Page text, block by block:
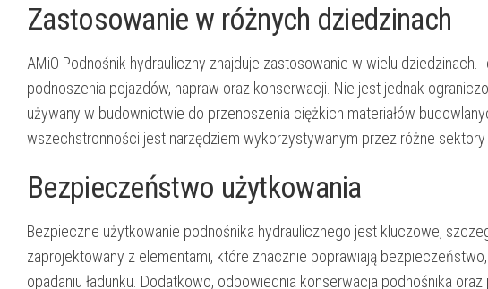
Zastosowanie w różnych dziedzinach
AMiO Podnośnik hydrauliczny znajduje zastosowanie w wielu
podnoszenia pojazdów, napraw oraz konserwacji. Nie jest jednak
używany w budownictwie do przenoszenia ciężkich materiałów
wszechstronności jest narzędziem wykorzystywanym przez różne sektory
Bezpieczeństwo użytkowania
Bezpieczne użytkowanie podnośnika hydraulicznego jest kluczowe,
zaprojektowany z elementami, które znacznie poprawiają
opadaniu ładunku. Dodatkowo, odpowiednia konserwacja podnośnika